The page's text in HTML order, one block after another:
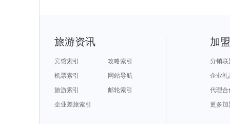
旅游资讯
宾馆索引
攻略索引
机票索引
网站导航
旅游索引
邮轮索引
企业差旅索引
加
分销联
企业礼
代理合
更多加